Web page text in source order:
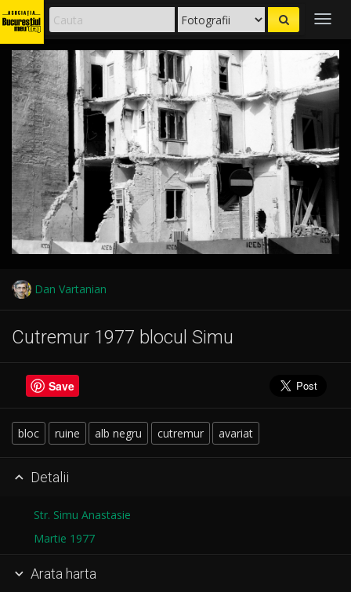
Dan Vartanian
Cutremur 1977 blocul Simu
Save
bloc ruine alb negru cutremur avariat
 Detalii
Str. Simu Anastasie
Martie 1977
 Arata harta